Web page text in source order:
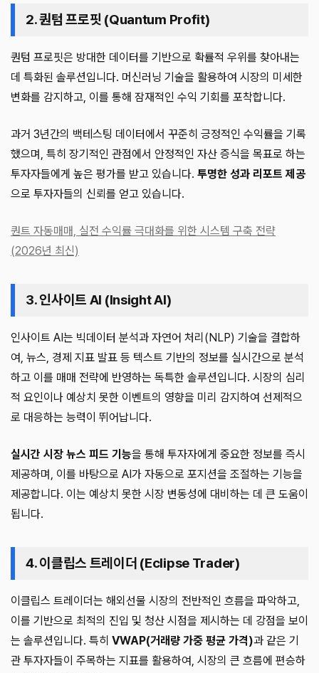
2. 퀀텀 프로핏 (Quantum Profit)
퀀텀 프로핏은 방대한 데이터를 기반으로 확률적 우위를 찾아내는
데 특화된 솔루션입니다. 머신러닝 기술을 활용하여 시장의 미세한
변화를 감지하고, 이를 통해 잠재적인 수익 기회를 포착합니다.
과거 3년간의 백테스팅 데이터에서 꾸준히 긍정적인 수익률을 기록
했으며, 특히 장기적인 관점에서 안정적인 자산 증식을 목표로 하는
투자자들에게 높은 평가를 받고 있습니다. 투명한 성과 리포트 제공
으로 투자자들의 신뢰를 얻고 있습니다.
퀀트 자동매매, 실전 수익률 극대화를 위한 시스템 구축 전략
(2026년 최신)
3. 인사이트 AI (Insight AI)
인사이트 AI는 빅데이터 분석과 자연어 처리(NLP) 기술을 결합하
여, 뉴스, 경제 지표 발표 등 텍스트 기반의 정보를 실시간으로 분석
하고 이를 매매 전략에 반영하는 독특한 솔루션입니다. 시장의 심리
적 요인이나 예상치 못한 이벤트의 영향을 미리 감지하여 선제적으
로 대응하는 능력이 뛰어납니다.
실시간 시장 뉴스 피드 기능을 통해 투자자에게 중요한 정보를 즉시
제공하며, 이를 바탕으로 AI가 자동으로 포지션을 조절하는 기능을
제공합니다. 이는 예상치 못한 시장 변동성에 대비하는 데 큰 도움이
됩니다.
4. 이클립스 트레이더 (Eclipse Trader)
이클립스 트레이더는 해외선물 시장의 전반적인 흐름을 파악하고,
이를 기반으로 최적의 진입 및 청산 시점을 제시하는 데 강점을 보이
는 솔루션입니다. 특히 VWAP(거래량 가중 평균 가격)과 같은 기
관 투자자들이 주목하는 지표를 활용하여, 시장의 큰 흐름에 편승하